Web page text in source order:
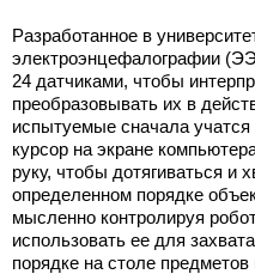
Разработанное в
электроэнцефалографии
24 датчиками, чтобы
преобразовывать их в
испытуемые сначала
курсор на экране
руку, чтобы дотягиваться и
определенном порядке
мысленно контролируя
использовать ее для
порядке на столе